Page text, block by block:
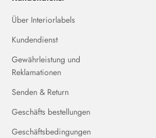
Über Interiorlabels
Kundendienst
Gewährleistung und
Reklamationen
Senden & Return
Geschäfts bestellungen
Geschäftsbedingungen